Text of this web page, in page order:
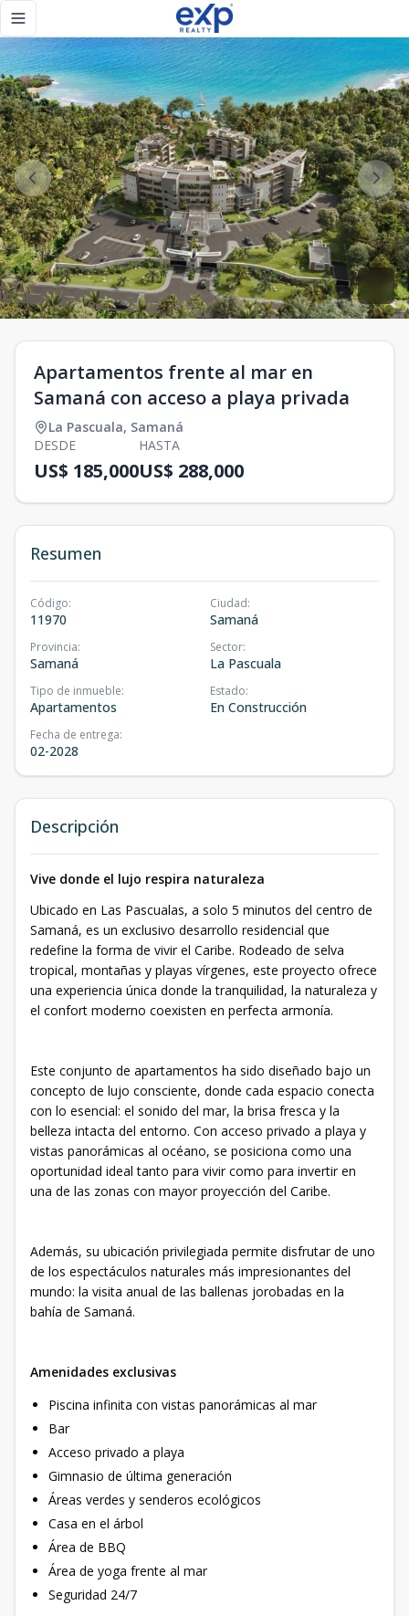
Toggle navigation menu
Apartamentos frente al mar en
Samaná con acceso a playa privada
La Pascuala, Samaná
DESDE
US$ 185,000
HASTA
US$ 288,000
Resumen
Código:
11970
Ciudad:
Samaná
Provincia:
Samaná
Sector:
La Pascuala
Tipo de inmueble:
Apartamentos
Estado:
En Construcción
Fecha de entrega:
02-2028
Descripción
Vive donde el lujo respira naturaleza
Ubicado en Las Pascualas, a solo 5 minutos del centro de
Samaná, es un exclusivo desarrollo residencial que
redefine la forma de vivir el Caribe. Rodeado de selva
tropical, montañas y playas vírgenes, este proyecto ofrece
una experiencia única donde la tranquilidad, la naturaleza y
el confort moderno coexisten en perfecta armonía.
Este conjunto de apartamentos ha sido diseñado bajo un
concepto de lujo consciente, donde cada espacio conecta
con lo esencial: el sonido del mar, la brisa fresca y la
belleza intacta del entorno. Con acceso privado a playa y
vistas panorámicas al océano, se posiciona como una
oportunidad ideal tanto para vivir como para invertir en
una de las zonas con mayor proyección del Caribe.
Además, su ubicación privilegiada permite disfrutar de uno
de los espectáculos naturales más impresionantes del
mundo: la visita anual de las ballenas jorobadas en la
bahía de Samaná.
Amenidades exclusivas
Piscina infinita con vistas panorámicas al mar
Bar
Acceso privado a playa
Gimnasio de última generación
Áreas verdes y senderos ecológicos
Casa en el árbol
Área de BBQ
Área de yoga frente al mar
Seguridad 24/7
Apartamentos frente al mar en Samaná con acceso a playa